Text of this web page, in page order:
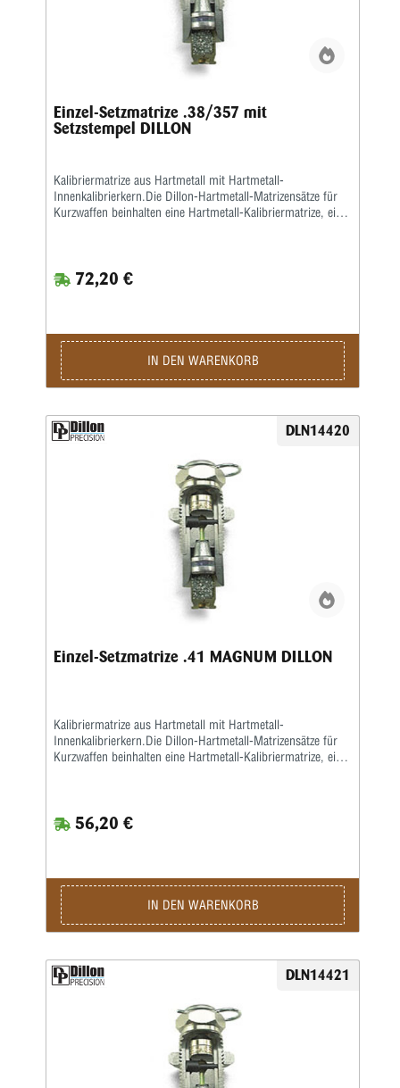
Einzel-Setzmatrize .38/357 mit
Setzstempel DILLON
Kalibriermatrize aus Hartmetall mit Hartmetall-
Innenkalibrierkern.Die Dillon-Hartmetall-Matrizensätze für
Kurzwaffen beinhalten eine Hartmetall-Kalibriermatrize, eine
Pulverfüllen in einem Arbeitsgang geschieht. Sollten Sie
Dillon-Matrizensätze in einer Einstationen-Presse benutzen,
72,20 €
IN DEN WARENKORB
DLN14420
Einzel-Setzmatrize .41 MAGNUM DILLON
Kalibriermatrize aus Hartmetall mit Hartmetall-
Innenkalibrierkern.Die Dillon-Hartmetall-Matrizensätze für
Kurzwaffen beinhalten eine Hartmetall-Kalibriermatrize, eine
Pulverfüllen in einem Arbeitsgang geschieht. Sollten Sie
Dillon-Matrizensätze in einer Einstationen-Presse benutzen,
56,20 €
IN DEN WARENKORB
DLN14421